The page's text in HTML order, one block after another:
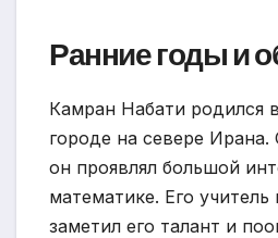
Ранние годы и
Камран Набати родился
городе на севере Ирана.
он проявлял большой
математике. Его
заметил его талант и